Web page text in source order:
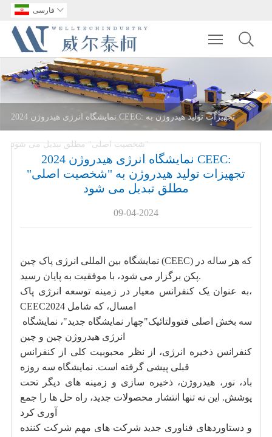
فارسی 
Toggle
نمایشگاه انرژی هیدروژن 2024 CEEC: تجهیزات تولید هیدروژن به
"شخصیت اصلی" مطلق تبدیل می شود
نمایشگاه انرژی هیدروژن 2024 CEEC:
تجهیزات تولید هیدروژن به "شخصیت اصلی"
مطلق تبدیل می شود
09-04-2024
نمایشگاه بین المللی انرژی پاک چین (CEEC) که هر ساله در
پکن برگزار می شود، با موفقیت به پایان رسید.
به عنوان یک کنفرانس معیار در زمینه توسعه انرژی پاک،
CEEC2024 امسال، که شامل
کنفرانس ذخیره انرژی، از نظر محبوبیت کلی از کنفرانس
باد، نور، هیدروژن، ذخیره سازی و زمینه های دیگر تحت
پوشش. این نه تنها انتشار محصولات جدید، راه حل ها را جمع
و دستاوردهای فناوری جدید شرکت های مهم شرکت کننده